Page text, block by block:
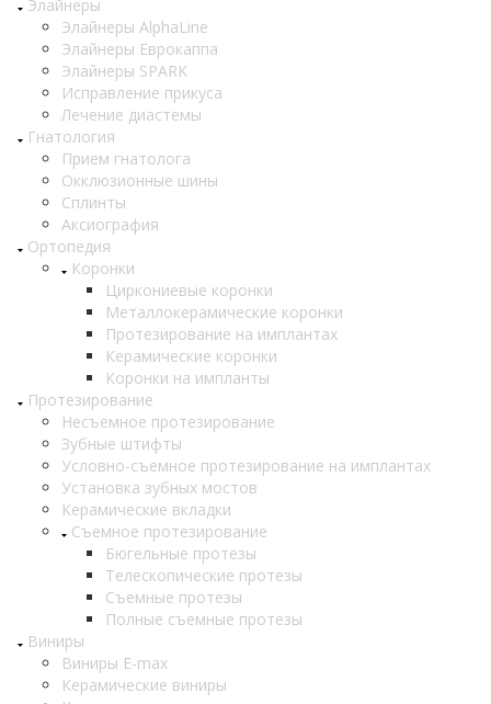
Элайнеры
Элайнеры AlphaLine
Элайнеры Еврокаппа
Элайнеры SPARK
Исправление прикуса
Лечение диастемы
Гнатология
Прием гнатолога
Окклюзионные шины
Сплинты
Аксиография
Ортопедия
Коронки
Циркониевые коронки
Металлокерамические коронки
Протезирование на имплантах
Керамические коронки
Коронки на импланты
Протезирование
Несъемное протезирование
Зубные штифты
Условно-съемное протезирование на имплантах
Установка зубных мостов
Керамические вкладки
Съемное протезирование
Бюгельные протезы
Телескопические протезы
Съемные протезы
Полные съемные протезы
Виниры
Виниры E-max
Керамические виниры